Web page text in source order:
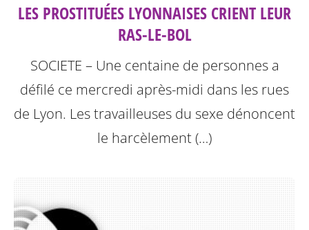
LES PROSTITUÉES LYONNAISES CRIENT LEUR
RAS-LE-BOL
SOCIETE – Une centaine de personnes a
défilé ce mercredi après-midi dans les rues
de Lyon. Les travailleuses du sexe dénoncent
le harcèlement (…)